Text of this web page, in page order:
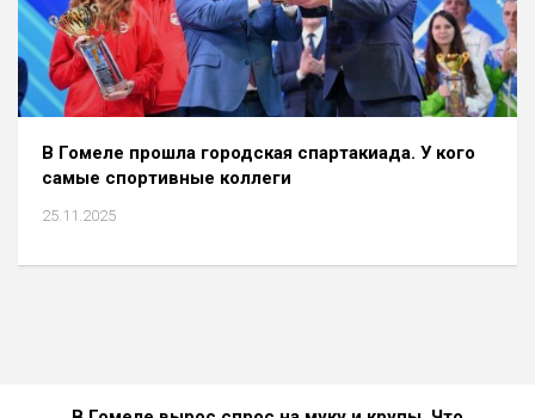
В Гомеле прошла городская спартакиада. У кого
самые спортивные коллеги
25.11.2025